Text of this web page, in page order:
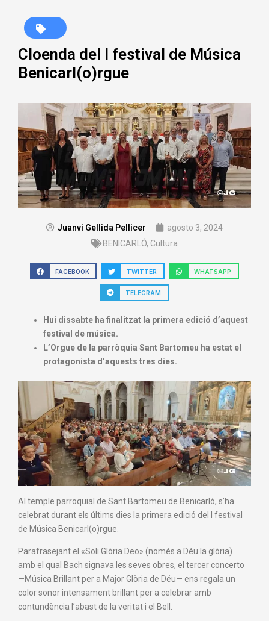
Cloenda del I festival de Música
Benicarl(o)rgue
Juanvi Gellida Pellicer
agosto 3, 2024
BENICARLÓ, Cultura
FACEBOOK TWITTER WHATSAPP
TELEGRAM
Hui dissabte ha finalitzat la primera edició d’aquest
festival de música.
⁠L’Orgue de la parròquia Sant Bartomeu ha estat el
protagonista d’aquests tres dies.
Al temple parroquial de Sant Bartomeu de Benicarló, s’ha
celebrat durant els últims dies la primera edició del I festival
de Música Benicarl(o)rgue.
Parafrasejant el «Soli Glòria Deo» (només a Déu la glòria)
amb el qual Bach signava les seves obres, el tercer concerto
—Música Brillant per a Major Glòria de Déu— ens regala un
color sonor intensament brillant per a celebrar amb
contundència l’abast de la veritat i el Bell.